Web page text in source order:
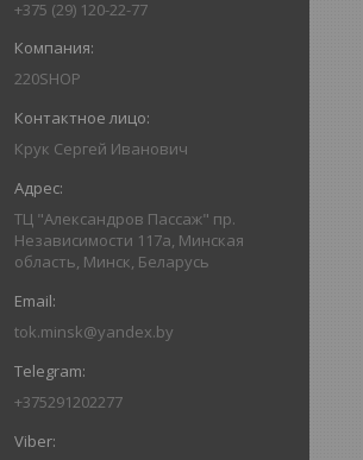
+375 (29) 120-22-77
220SHOP
Крук Сергей Иванович
ТЦ "Александров Пассаж" пр.
Независимости 117а, Минская
область, Минск, Беларусь
tok.minsk@yandex.by
+375291202277